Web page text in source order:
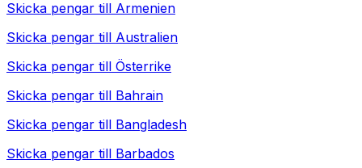
Skicka pengar till Armenien
Skicka pengar till Australien
Skicka pengar till Österrike
Skicka pengar till Bahrain
Skicka pengar till Bangladesh
Skicka pengar till Barbados